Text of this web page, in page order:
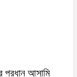
প্রধান আসামি